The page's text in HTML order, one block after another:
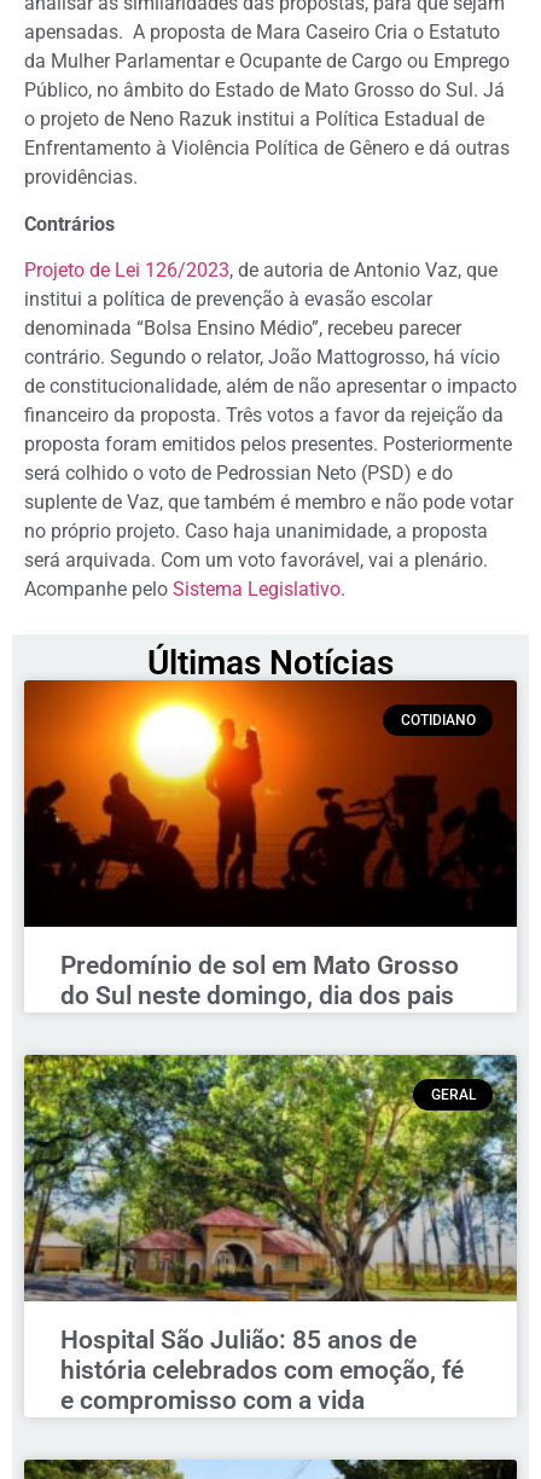
apensadas. A proposta de Mara Caseiro Cria o Estatuto
da Mulher Parlamentar e Ocupante de Cargo ou Emprego
Público, no âmbito do Estado de Mato Grosso do Sul. Já
o projeto de Neno Razuk institui a Política Estadual de
Enfrentamento à Violência Política de Gênero e dá outras
providências.
Contrários
Projeto de Lei 126/2023, de autoria de Antonio Vaz, que
institui a política de prevenção à evasão escolar
denominada “Bolsa Ensino Médio”, recebeu parecer
contrário. Segundo o relator, João Mattogrosso, há vício
de constitucionalidade, além de não apresentar o impacto
financeiro da proposta. Três votos a favor da rejeição da
proposta foram emitidos pelos presentes. Posteriormente
será colhido o voto de Pedrossian Neto (PSD) e do
suplente de Vaz, que também é membro e não pode votar
no próprio projeto. Caso haja unanimidade, a proposta
será arquivada. Com um voto favorável, vai a plenário.
Acompanhe pelo Sistema Legislativo.
Últimas Notícias
COTIDIANO
Predomínio de sol em Mato Grosso
do Sul neste domingo, dia dos pais
GERAL
Hospital São Julião: 85 anos de
história celebrados com emoção, fé
e compromisso com a vida